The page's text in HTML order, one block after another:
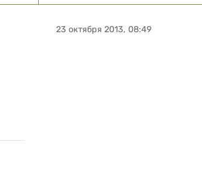
23 октября 2013, 08:49